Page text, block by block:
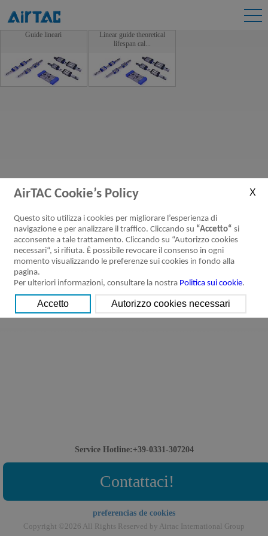
Guide lineari
Linear guide theoretical
lifespan cal...
AirTAC Cookie’s Policy
Questo sito utilizza i cookies per migliorare l’esperienza di
navigazione e per analizzare il traffico. Cliccando su “Accetto“ si
acconsente a tale trattamento. Cliccando su “Autorizzo cookies
necessari“, si rifiuta. È possibile revocare il consenso in ogni
momento visualizzando le preferenze sui cookies in fondo alla
pagina.
Per ulteriori informazioni, consultare la nostra Politica sui cookie.
Service Hotline:+39-0331-307204
Contattaci!
preferencias de cookies
Copyright ©2026 All Rights Reserved by Airtac International Group